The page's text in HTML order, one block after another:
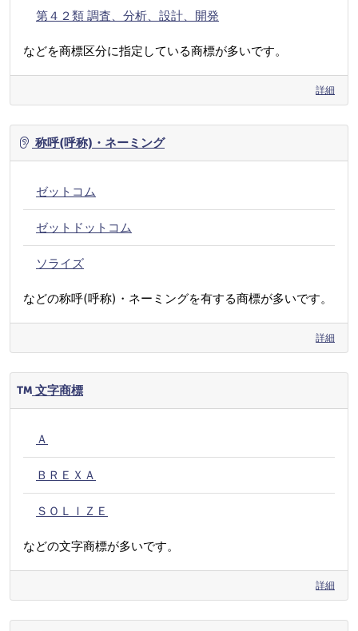
第４２類 調査、分析、設計、開発
などを商標区分に指定している商標が多いです。
詳細
称呼(呼称)・ネーミング
ゼットコム
ゼットドットコム
ソライズ
などの称呼(呼称)・ネーミングを有する商標が多いです。
詳細
文字商標
Ａ
ＢＲＥＸＡ
ＳＯＬＩＺＥ
などの文字商標が多いです。
詳細